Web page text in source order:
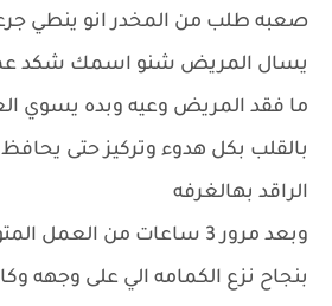
صعبه طلب من المخدر انو ينطي
يسال المريض شنو اسمك شكد
ما فقد المريض وعيه وبده يسوي
بالقلب بكل هدوء وتركيز حتى
الراقد بهالغرفه
وبعد مرور 3 ساعات من
بنجاح نزع الكمامه الي على وجهه